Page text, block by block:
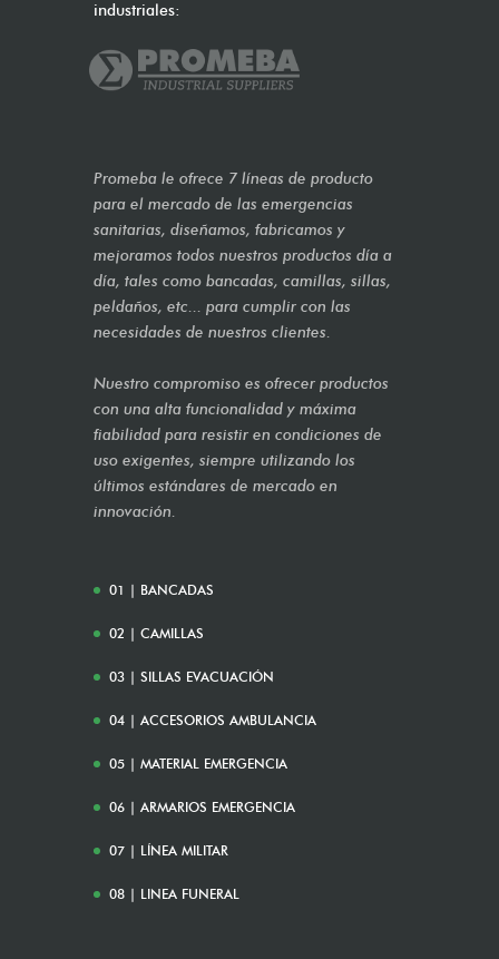
industriales:
Promeba le ofrece 7 líneas de producto
para el mercado de las emergencias
sanitarias, diseñamos, fabricamos y
mejoramos todos nuestros productos día a
día, tales como bancadas, camillas, sillas,
peldaños, etc... para cumplir con las
necesidades de nuestros clientes.
Nuestro compromiso es ofrecer productos
con una alta funcionalidad y máxima
fiabilidad para resistir en condiciones de
uso exigentes, siempre utilizando los
últimos estándares de mercado en
innovación.
01 | BANCADAS
02 | CAMILLAS
03 | SILLAS EVACUACIÓN
04 | ACCESORIOS AMBULANCIA
05 | MATERIAL EMERGENCIA
06 | ARMARIOS EMERGENCIA
07 | LÍNEA MILITAR
08 | LINEA FUNERAL